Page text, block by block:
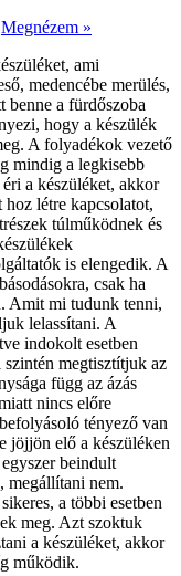
Megnézem »
ami
medencébe merülés,
benne a fürdőszoba
hogy a készülék
A folyadékok vezető
mindig a legkisebb
a készüléket, akkor
létre kapcsolatot,
túlműködnek és
is elengedik. A
csak ha
Amit mi tudunk tenni,
lelassítani. A
indokolt esetben
megtisztítjuk az
függ az ázás
nincs előre
tényező van
jöjjön elő a készüléken
beindult
megállítani nem.
a többi esetben
meg. Azt szoktuk
a készüléket, akkor
működik.